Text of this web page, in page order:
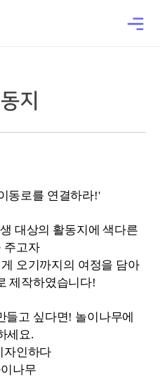
지
동로를 연결하라!'
대상의 활동지에 색다른
주고자
오기까지의 여정을 담아
제작하였습니다!
들고 싶다면! 놀이나무에
세요.
자인하다
나무